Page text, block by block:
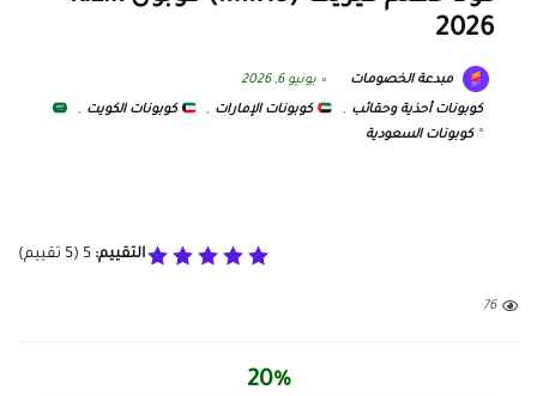
2026
مبدعة الخصومات يونيو 6, 2026
كوبونات أحذية وحقائب , كوبونات الإمارات , كوبونات الكويت ,
كوبونات السعودية
التقييم: 5
(
5 تقييم)
76
20%